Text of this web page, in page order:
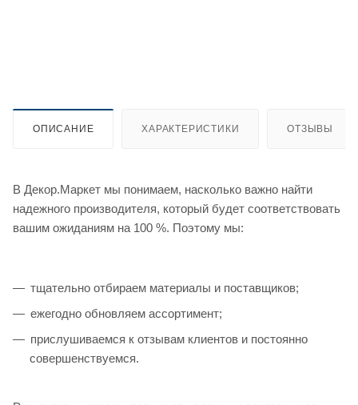
ОПИСАНИЕ ХАРАКТЕРИСТИКИ ОТЗЫВЫ
В Декор.Маркет мы понимаем, насколько важно найти
надежного производителя, который будет соответствовать
вашим ожиданиям на 100 %. Поэтому мы:
тщательно отбираем материалы и поставщиков;
ежегодно обновляем ассортимент;
прислушиваемся к отзывам клиентов и постоянно
совершенствуемся.